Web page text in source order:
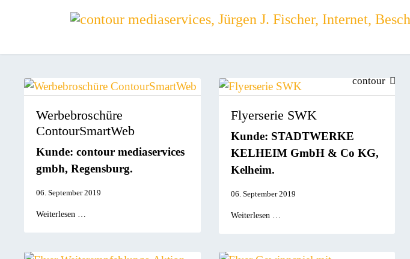
contour
Werbebroschüre
ContourSmartWeb
Kunde: contour mediaservices
gmbh, Regensburg.
06. September 2019
Weiterlesen …
Flyerserie SWK
Kunde: STADTWERKE
KELHEIM GmbH & Co KG,
Kelheim.
06. September 2019
Weiterlesen …